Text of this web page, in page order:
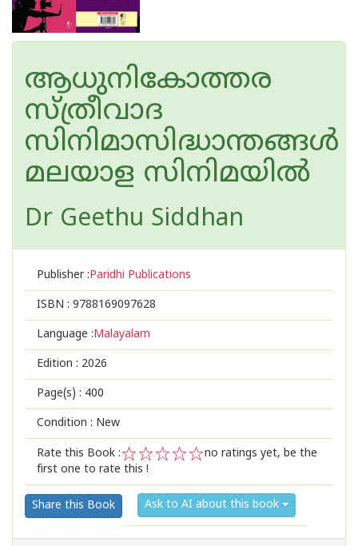
ആധുനികോത്തര
സ്ത്രീവാദ
സിനിമാസിദ്ധാന്തങ്ങൾ
മലയാള സിനിമയിൽ
Dr Geethu Siddhan
Publisher :Paridhi Publications
ISBN : 9788169097628
Language :Malayalam
Edition : 2026
Page(s) : 400
Condition : New
Rate this Book :
2
1
no ratings yet, be the
first one to rate this !
Share this Book Ask to AI about this book